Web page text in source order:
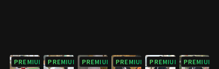
PREMIUM PREMIUM PREMIUM PREMIUM PREMIUM PREMIUM